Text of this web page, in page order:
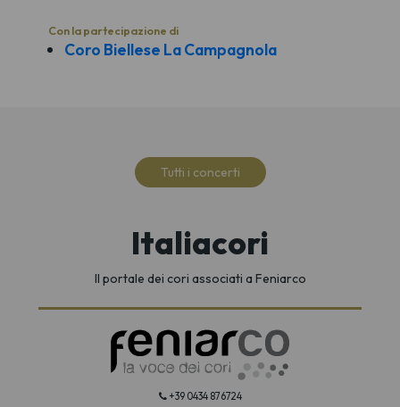
Con la partecipazione di
Coro Biellese La Campagnola
Tutti i concerti
Italiacori
Il portale dei cori associati a Feniarco
+39 0434 876724